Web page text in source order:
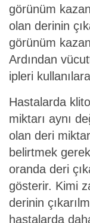
görünüm
olan derinin
görünüm
Ardından
ipleri
Hastalarda
miktarı aynı
olan deri
belirtmek
oranda deri
gösterir. Kimi
derinin
hastalarda